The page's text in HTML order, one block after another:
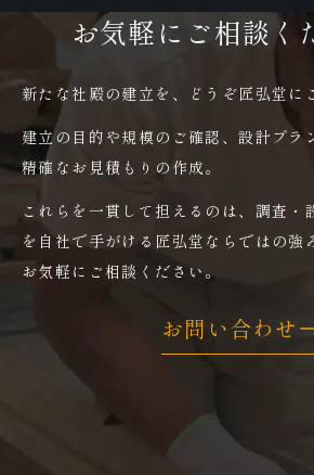
お気軽にご相談く
新たな社殿の建立を、どうぞ匠弘堂に
建立の目的や規模のご確認、設計プラ
精確なお見積もりの作成。
これらを一貫して担えるのは、調査・
を自社で手がける匠弘堂ならではの強
お気軽にご相談ください。
お問い合わせ